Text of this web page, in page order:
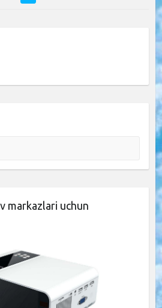
markazlari uchun